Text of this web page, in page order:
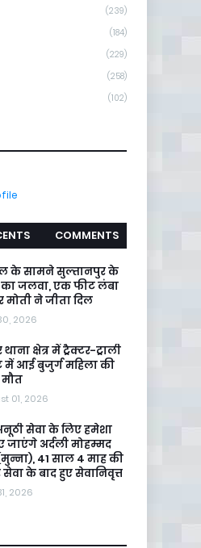
(239)
(184)
(229)
(258)
(102)
COMMENTS
के सामने सुल्तानपुर के
जलवा, एक फीट लंबा
ने जीता दिल
2026
थाना क्षेत्र में ट्रैक्टर-ट्राली
में आई बुजुर्ग महिला की
मौत
01, 2026
सेवा के लिए हमेशा
जाएंगे अर्दली मोहम्मद
41 साल 4 माह की
सेवा के बाद हुए सेवानिवृत्त
2026